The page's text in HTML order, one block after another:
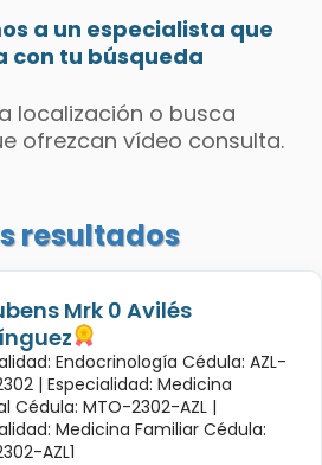
a un especialista que
con tu búsqueda
localización o busca
ofrezcan vídeo consulta.
resultados
Mrk 0 Avilés
Endocrinología Cédula: AZL-
| Especialidad: Medicina
Cédula: MTO-2302-AZL |
Medicina Familiar Cédula:
AZL1